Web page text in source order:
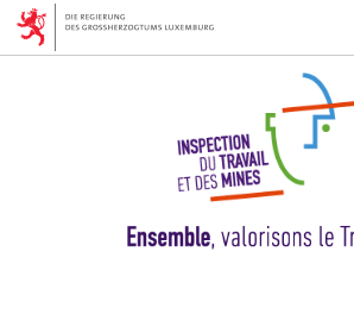
Zur
Navigation
Zum
Inhalt